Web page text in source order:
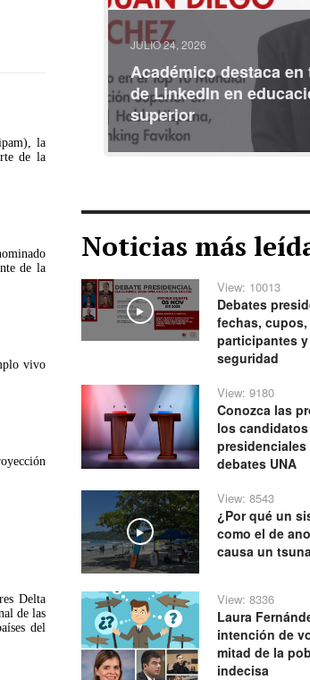
la
de la
de la
vivo
Delta
de las
del
JULIO 24, 2026
Académico destaca en
de LinkedIn en
superior
Noticias más
Play
View: 10013
Debates
fechas,
participantes
seguridad
View: 9180
Conozca las
los candidatos
presidenciales
debates UNA
Play
View: 8543
¿Por qué un
como el de
causa un
View: 8336
Laura
intención de
mitad de la
indecisa